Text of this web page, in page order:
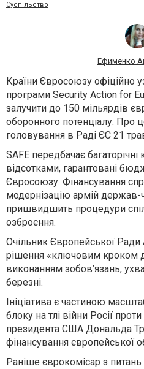
Суспільство
Ефименко
Країни Євросоюзу офіційно
програми Security Action for
залучити до 150 мільярдів
оборонного потенціалу. Про
головування в Раді ЄС 21
SAFE передбачає
відсотками, гарантовані
Євросоюзу. Фінансування
модернізацію армій держав-
пришвидшить процедури
озброєння.
Очільник Європейської
рішення «ключовим кроком
виконанням зобов’язань,
березні.
Ініціатива є частиною
блоку на тлі війни Росії
президента США Дональда
фінансування європейської
Раніше єврокомісар з